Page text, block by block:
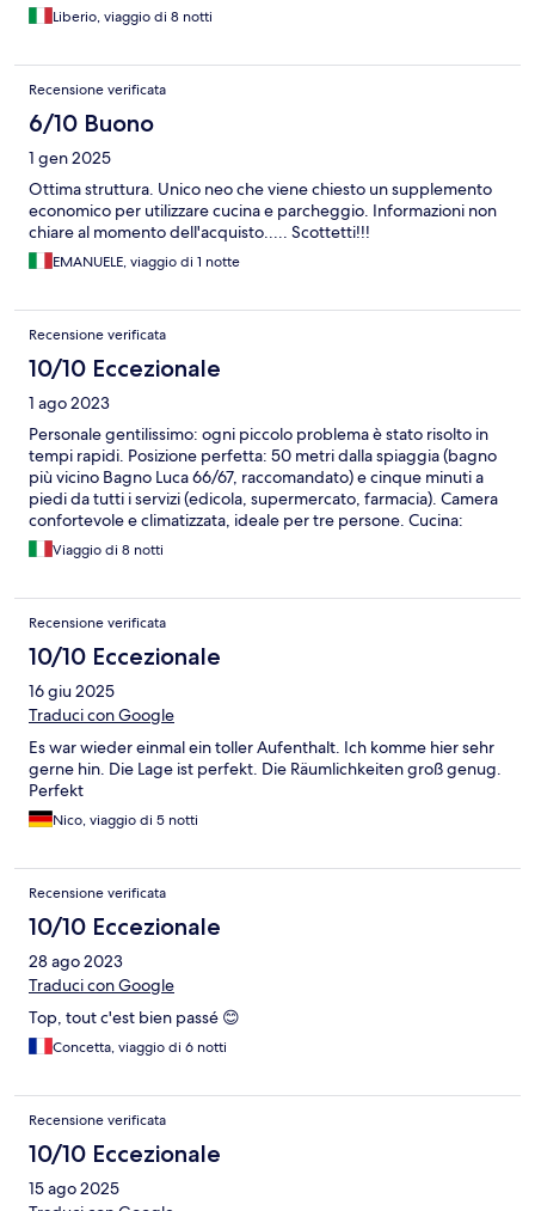
Liberio, viaggio di 8 notti
Recensione verificata
6/10 Buono
1 gen 2025
Ottima struttura. Unico neo che viene chiesto un supplemento
economico per utilizzare cucina e parcheggio. Informazioni non
chiare al momento dell'acquisto..... Scottetti!!!
EMANUELE, viaggio di 1 notte
Recensione verificata
10/10 Eccezionale
1 ago 2023
Personale gentilissimo: ogni piccolo problema è stato risolto in
tempi rapidi. Posizione perfetta: 50 metri dalla spiaggia (bagno
più vicino Bagno Luca 66/67, raccomandato) e cinque minuti a
piedi da tutti i servizi (edicola, supermercato, farmacia). Camera
confortevole e climatizzata, ideale per tre persone. Cucina:
comoda, gratuita per soggiorni superiori a due notti.
Parcheggio: prenotando con largo anticipo, presso la struttura a
sottopassaggio ferroviario, comunale a 4,5 euro al giorno (via
degli Orti) oppure con accesso controllato gestito da privati
(parcheggio Foglino) a 60 euro a settimana.
Viaggio di 8 notti
Recensione verificata
10/10 Eccezionale
16 giu 2025
Traduci con Google
Es war wieder einmal ein toller Aufenthalt. Ich komme hier sehr
gerne hin. Die Lage ist perfekt. Die Räumlichkeiten groß genug.
Perfekt
Nico, viaggio di 5 notti
Recensione verificata
10/10 Eccezionale
28 ago 2023
Traduci con Google
Top, tout c'est bien passé 😊
Concetta, viaggio di 6 notti
Recensione verificata
10/10 Eccezionale
15 ago 2025